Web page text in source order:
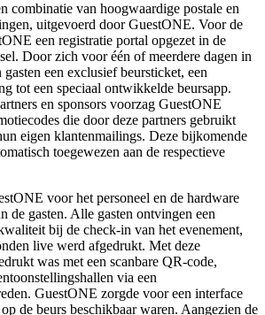
combinatie van hoogwaardige postale en
uitgevoerd door GuestONE. Voor de
een registratie portal opgezet in de
Door zich voor één of meerdere dagen in
een exclusief beursticket, een
tot een speciaal ontwikkelde beursapp.
en sponsors voorzag GuestONE
die door deze partners gebruikt
eigen klantenmailings. Deze bijkomende
toegewezen aan de respectieve
voor het personeel en de hardware
de gasten. Alle gasten ontvingen een
bij de check-in van het evenement,
live werd afgedrukt. Met deze
was met een scanbare QR-code,
via een
GuestONE zorgde voor een interface
de beurs beschikbaar waren. Aangezien de